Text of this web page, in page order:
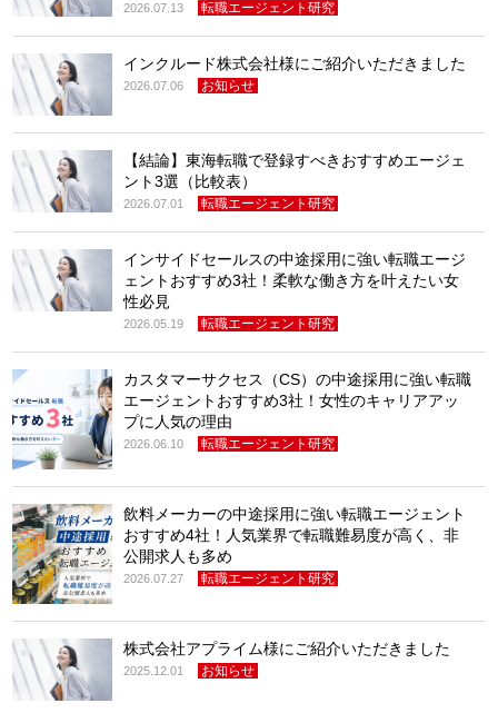
2026.07.13 転職エージェント研究
インクルード株式会社様にご紹介いただきました
2026.07.06 お知らせ
【結論】東海転職で登録すべきおすすめエージェ
ント3選（比較表）
2026.07.01 転職エージェント研究
インサイドセールスの中途採用に強い転職エージ
ェントおすすめ3社！柔軟な働き方を叶えたい女
性必見
2026.05.19 転職エージェント研究
カスタマーサクセス（CS）の中途採用に強い転職
エージェントおすすめ3社！女性のキャリアアッ
プに人気の理由
2026.06.10 転職エージェント研究
飲料メーカーの中途採用に強い転職エージェント
おすすめ4社！人気業界で転職難易度が高く、非
公開求人も多め
2026.07.27 転職エージェント研究
株式会社アプライム様にご紹介いただきました
2025.12.01 お知らせ